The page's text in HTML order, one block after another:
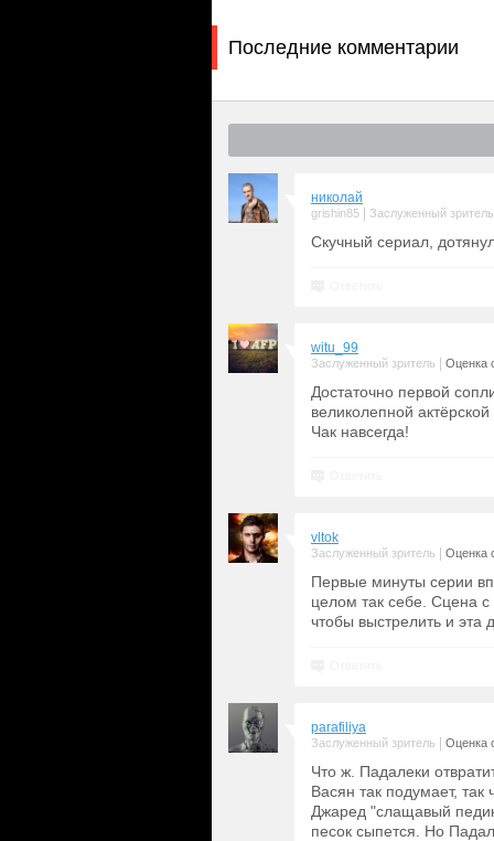
Последние комментарии
николай
grishin85 Заслуженный зритель
Скучный сериал,
witu_99
Заслуженный зритель Оценка
Достаточно первой
великолепной актёрской
Чак навсегда!
vltok
Заслуженный зритель Оценка
Первые минуты серии
целом так себе. Сцена с
чтобы выстрелить и эта
parafiliya
Заслуженный зритель Оценка
Что ж. Падалеки
Васян так подумает,
Джаред "слащавый
песок сыпется. Но